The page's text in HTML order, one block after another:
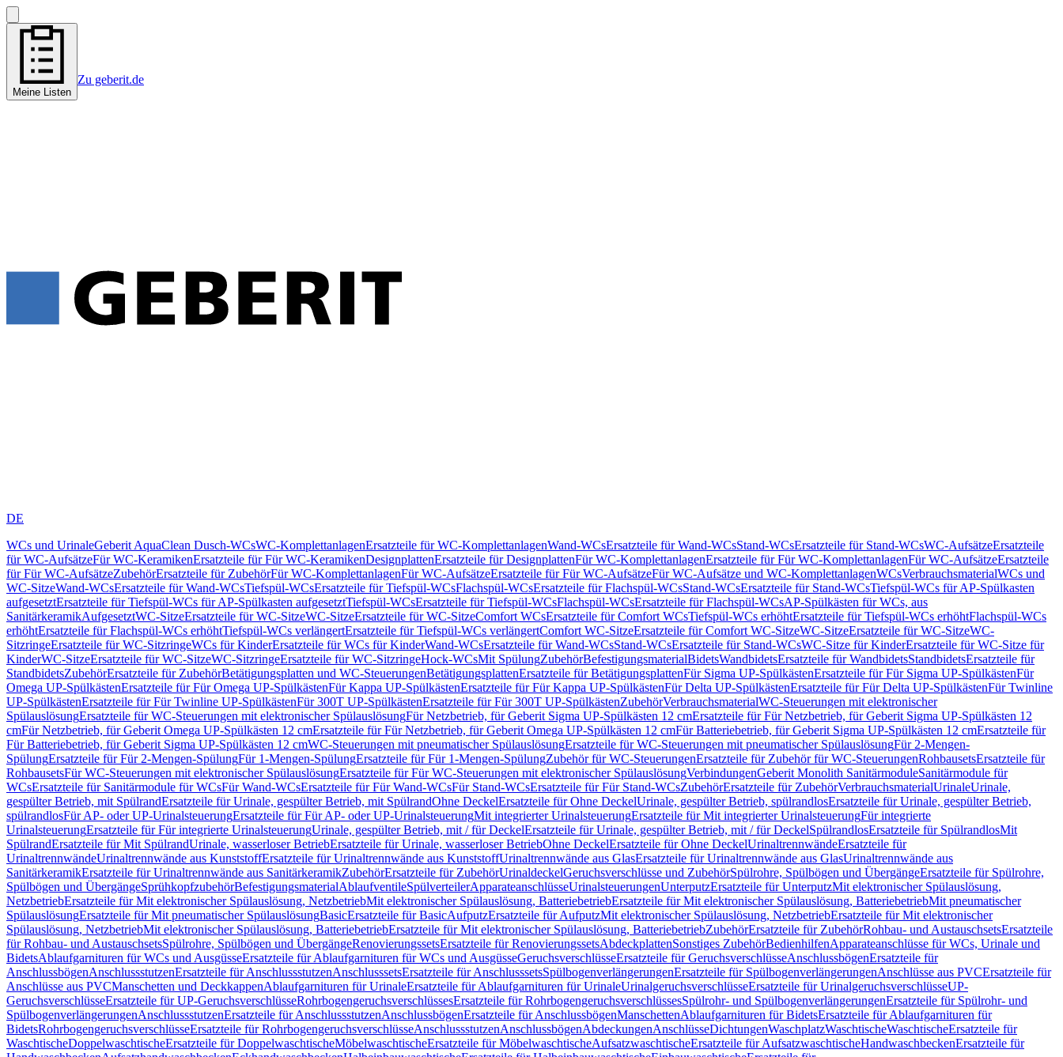
Meine Listen
Zu geberit.de
DE
WCs und UrinaleGeberit AquaClean Dusch-WCsWC-KomplettanlagenErsatzteile für WC-KomplettanlagenWand-WCsErsatzteile für Wand-WCsStand-WCsErsatzteile für Stand-WCsWC-AufsätzeErsatzteile
für WC-AufsätzeFür WC-KeramikenErsatzteile für Für WC-KeramikenDesignplattenErsatzteile für DesignplattenFür WC-KomplettanlagenErsatzteile für Für WC-KomplettanlagenFür WC-AufsätzeErsatzteile
für Für WC-AufsätzeZubehörErsatzteile für ZubehörFür WC-KomplettanlagenFür WC-AufsätzeErsatzteile für Für WC-AufsätzeFür WC-Aufsätze und WC-KomplettanlagenWCsVerbrauchsmaterialWCs und
WC-SitzeWand-WCsErsatzteile für Wand-WCsTiefspül-WCsErsatzteile für Tiefspül-WCsFlachspül-WCsErsatzteile für Flachspül-WCsStand-WCsErsatzteile für Stand-WCsTiefspül-WCs für AP-Spülkasten
aufgesetztErsatzteile für Tiefspül-WCs für AP-Spülkasten aufgesetztTiefspül-WCsErsatzteile für Tiefspül-WCsFlachspül-WCsErsatzteile für Flachspül-WCsAP-Spülkästen für WCs, aus
SanitärkeramikAufgesetztWC-SitzeErsatzteile für WC-SitzeWC-SitzeErsatzteile für WC-SitzeComfort WCsErsatzteile für Comfort WCsTiefspül-WCs erhöhtErsatzteile für Tiefspül-WCs erhöhtFlachspül-WCs
erhöhtErsatzteile für Flachspül-WCs erhöhtTiefspül-WCs verlängertErsatzteile für Tiefspül-WCs verlängertComfort WC-SitzeErsatzteile für Comfort WC-SitzeWC-SitzeErsatzteile für WC-SitzeWC-
SitzringeErsatzteile für WC-SitzringeWCs für KinderErsatzteile für WCs für KinderWand-WCsErsatzteile für Wand-WCsStand-WCsErsatzteile für Stand-WCsWC-Sitze für KinderErsatzteile für WC-Sitze für
KinderWC-SitzeErsatzteile für WC-SitzeWC-SitzringeErsatzteile für WC-SitzringeHock-WCsMit SpülungZubehörBefestigungsmaterialBidetsWandbidetsErsatzteile für WandbidetsStandbidetsErsatzteile für
StandbidetsZubehörErsatzteile für ZubehörBetätigungsplatten und WC-SteuerungenBetätigungsplattenErsatzteile für BetätigungsplattenFür Sigma UP-SpülkästenErsatzteile für Für Sigma UP-SpülkästenFür
Omega UP-SpülkästenErsatzteile für Für Omega UP-SpülkästenFür Kappa UP-SpülkästenErsatzteile für Für Kappa UP-SpülkästenFür Delta UP-SpülkästenErsatzteile für Für Delta UP-SpülkästenFür Twinline
UP-SpülkästenErsatzteile für Für Twinline UP-SpülkästenFür 300T UP-SpülkästenErsatzteile für Für 300T UP-SpülkästenZubehörVerbrauchsmaterialWC-Steuerungen mit elektronischer
SpülauslösungErsatzteile für WC-Steuerungen mit elektronischer SpülauslösungFür Netzbetrieb, für Geberit Sigma UP-Spülkästen 12 cmErsatzteile für Für Netzbetrieb, für Geberit Sigma UP-Spülkästen 12
cmFür Netzbetrieb, für Geberit Omega UP-Spülkästen 12 cmErsatzteile für Für Netzbetrieb, für Geberit Omega UP-Spülkästen 12 cmFür Batteriebetrieb, für Geberit Sigma UP-Spülkästen 12 cmErsatzteile für
Für Batteriebetrieb, für Geberit Sigma UP-Spülkästen 12 cmWC-Steuerungen mit pneumatischer SpülauslösungErsatzteile für WC-Steuerungen mit pneumatischer SpülauslösungFür 2-Mengen-
SpülungErsatzteile für Für 2-Mengen-SpülungFür 1-Mengen-SpülungErsatzteile für Für 1-Mengen-SpülungZubehör für WC-SteuerungenErsatzteile für Zubehör für WC-SteuerungenRohbausetsErsatzteile für
RohbausetsFür WC-Steuerungen mit elektronischer SpülauslösungErsatzteile für Für WC-Steuerungen mit elektronischer SpülauslösungVerbindungenGeberit Monolith SanitärmoduleSanitärmodule für
WCsErsatzteile für Sanitärmodule für WCsFür Wand-WCsErsatzteile für Für Wand-WCsFür Stand-WCsErsatzteile für Für Stand-WCsZubehörErsatzteile für ZubehörVerbrauchsmaterialUrinaleUrinale,
gespülter Betrieb, mit SpülrandErsatzteile für Urinale, gespülter Betrieb, mit SpülrandOhne DeckelErsatzteile für Ohne DeckelUrinale, gespülter Betrieb, spülrandlosErsatzteile für Urinale, gespülter Betrieb,
spülrandlosFür AP- oder UP-UrinalsteuerungErsatzteile für Für AP- oder UP-UrinalsteuerungMit integrierter UrinalsteuerungErsatzteile für Mit integrierter UrinalsteuerungFür integrierte
UrinalsteuerungErsatzteile für Für integrierte UrinalsteuerungUrinale, gespülter Betrieb, mit / für DeckelErsatzteile für Urinale, gespülter Betrieb, mit / für DeckelSpülrandlosErsatzteile für SpülrandlosMit
SpülrandErsatzteile für Mit SpülrandUrinale, wasserloser BetriebErsatzteile für Urinale, wasserloser BetriebOhne DeckelErsatzteile für Ohne DeckelUrinaltrennwändeErsatzteile für
UrinaltrennwändeUrinaltrennwände aus KunststoffErsatzteile für Urinaltrennwände aus KunststoffUrinaltrennwände aus GlasErsatzteile für Urinaltrennwände aus GlasUrinaltrennwände aus
SanitärkeramikErsatzteile für Urinaltrennwände aus SanitärkeramikZubehörErsatzteile für ZubehörUrinaldeckelGeruchsverschlüsse und ZubehörSpülrohre, Spülbögen und ÜbergängeErsatzteile für Spülrohre,
Spülbögen und ÜbergängeSprühkopfzubehörBefestigungsmaterialAblaufventileSpülverteilerApparateanschlüsseUrinalsteuerungenUnterputzErsatzteile für UnterputzMit elektronischer Spülauslösung,
NetzbetriebErsatzteile für Mit elektronischer Spülauslösung, NetzbetriebMit elektronischer Spülauslösung, BatteriebetriebErsatzteile für Mit elektronischer Spülauslösung, BatteriebetriebMit pneumatischer
SpülauslösungErsatzteile für Mit pneumatischer SpülauslösungBasicErsatzteile für BasicAufputzErsatzteile für AufputzMit elektronischer Spülauslösung, NetzbetriebErsatzteile für Mit elektronischer
Spülauslösung, NetzbetriebMit elektronischer Spülauslösung, BatteriebetriebErsatzteile für Mit elektronischer Spülauslösung, BatteriebetriebZubehörErsatzteile für ZubehörRohbau- und AustauschsetsErsatzteile
für Rohbau- und AustauschsetsSpülrohre, Spülbögen und ÜbergängeRenovierungssetsErsatzteile für RenovierungssetsAbdeckplattenSonstiges ZubehörBedienhilfenApparateanschlüsse für WCs, Urinale und
BidetsAblaufgarnituren für WCs und AusgüsseErsatzteile für Ablaufgarnituren für WCs und AusgüsseGeruchsverschlüsseErsatzteile für GeruchsverschlüsseAnschlussbögenErsatzteile für
AnschlussbögenAnschlussstutzenErsatzteile für AnschlussstutzenAnschlusssetsErsatzteile für AnschlusssetsSpülbogenverlängerungenErsatzteile für SpülbogenverlängerungenAnschlüsse aus PVCErsatzteile für
Anschlüsse aus PVCManschetten und DeckkappenAblaufgarnituren für UrinaleErsatzteile für Ablaufgarnituren für UrinaleUrinalgeruchsverschlüsseErsatzteile für UrinalgeruchsverschlüsseUP-
GeruchsverschlüsseErsatzteile für UP-GeruchsverschlüsseRohrbogengeruchsverschlüssesErsatzteile für RohrbogengeruchsverschlüssesSpülrohr- und SpülbogenverlängerungenErsatzteile für Spülrohr- und
SpülbogenverlängerungenAnschlussstutzenErsatzteile für AnschlussstutzenAnschlussbögenErsatzteile für AnschlussbögenManschettenAblaufgarnituren für BidetsErsatzteile für Ablaufgarnituren für
BidetsRohrbogengeruchsverschlüsseErsatzteile für RohrbogengeruchsverschlüsseAnschlussstutzenAnschlussbögenAbdeckungenAnschlüsseDichtungenWaschplatzWaschtischeWaschtischeErsatzteile für
WaschtischeDoppelwaschtischeErsatzteile für DoppelwaschtischeMöbelwaschtischeErsatzteile für MöbelwaschtischeAufsatzwaschtischeErsatzteile für AufsatzwaschtischeHandwaschbeckenErsatzteile für